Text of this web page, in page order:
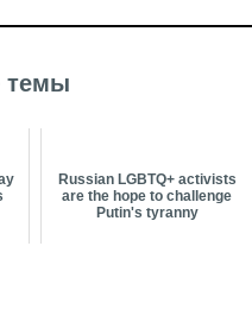
темы
Russian LGBTQ+ activists
are the hope to challenge
Putin's tyranny